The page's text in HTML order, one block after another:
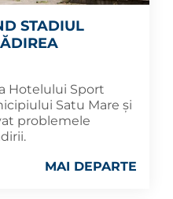
STADIUL
Hotelului Sport
Satu Mare și
problemele
MAI DEPARTE